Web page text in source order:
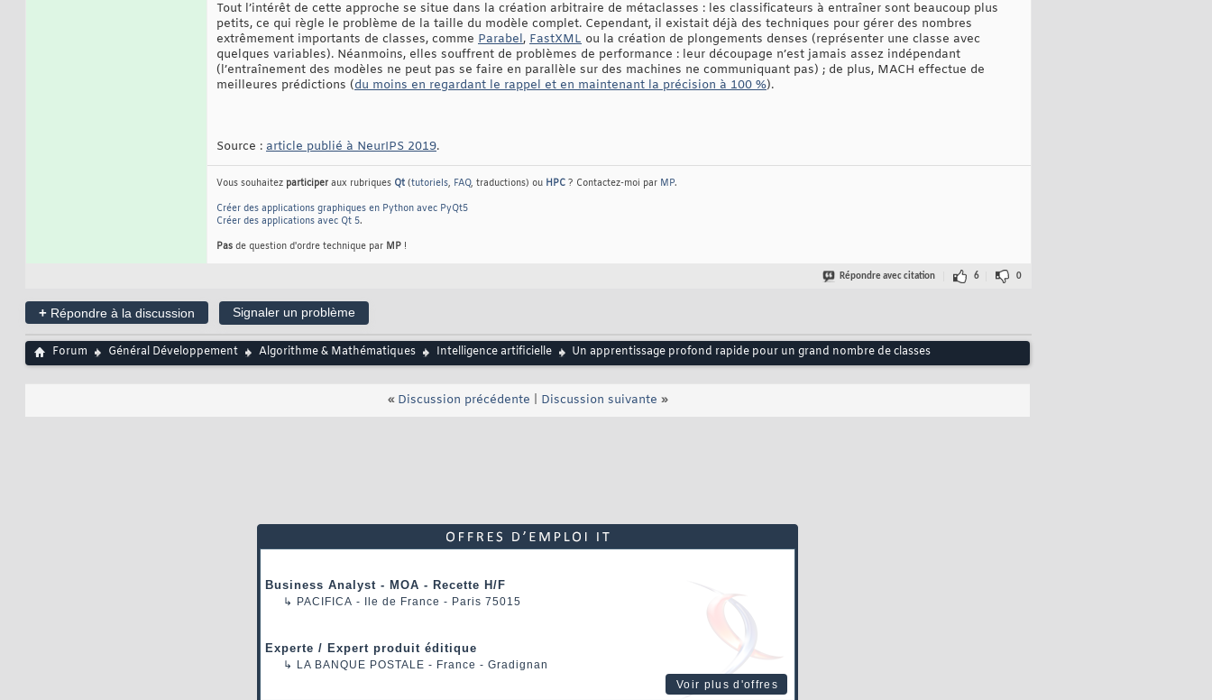
Tout l’intérêt de cette approche se situe dans la création arbitraire de métaclasses : les classificateurs à entraîner sont beaucoup plus
petits, ce qui règle le problème de la taille du modèle complet. Cependant, il existait déjà des techniques pour gérer des nombres
extrêmement importants de classes, comme Parabel, FastXML ou la création de plongements denses (représenter une classe avec
quelques variables). Néanmoins, elles souffrent de problèmes de performance : leur découpage n’est jamais assez indépendant
(l’entraînement des modèles ne peut pas se faire en parallèle sur des machines ne communiquant pas) ; de plus, MACH effectue de
meilleures prédictions (du moins en regardant le rappel et en maintenant la précision à 100 %).
Source : article publié à NeurIPS 2019.
Vous souhaitez participer aux rubriques Qt (tutoriels, FAQ, traductions) ou HPC ? Contactez-moi par MP.
Créer des applications graphiques en Python avec PyQt5
Créer des applications avec Qt 5.
Pas de question d'ordre technique par MP !
Répondre avec citation 6 0
+ Répondre à la discussion Signaler un problème
Forum Général Développement Algorithme & Mathématiques Intelligence artificielle Un apprentissage profond rapide pour un grand nombre de classes
« Discussion précédente Discussion suivante »
Business Analyst - MOA - Recette H/F
↳ PACIFICA - Ile de France - Paris 75015
Experte / Expert produit éditique
↳ LA BANQUE POSTALE - France - Gradignan
Voir plus d'offres